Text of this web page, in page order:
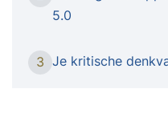
managers een
Financiële Managers’
5.0
3 Je kritische